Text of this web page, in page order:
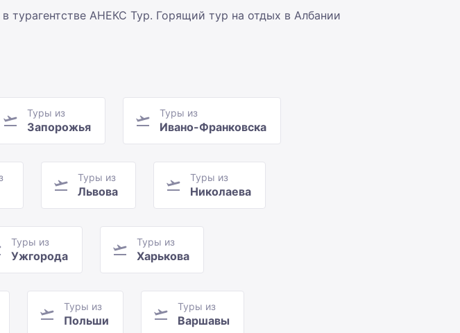
турагентстве АНЕКС Тур. Горящий тур на отдых в Албании
Туры из
Запорожья
Туры из
Ивано-Франковска
Туры из
Львова
Туры из
Николаева
Туры из
Ужгорода
Туры из
Харькова
Туры из
Польши
Туры из
Варшавы